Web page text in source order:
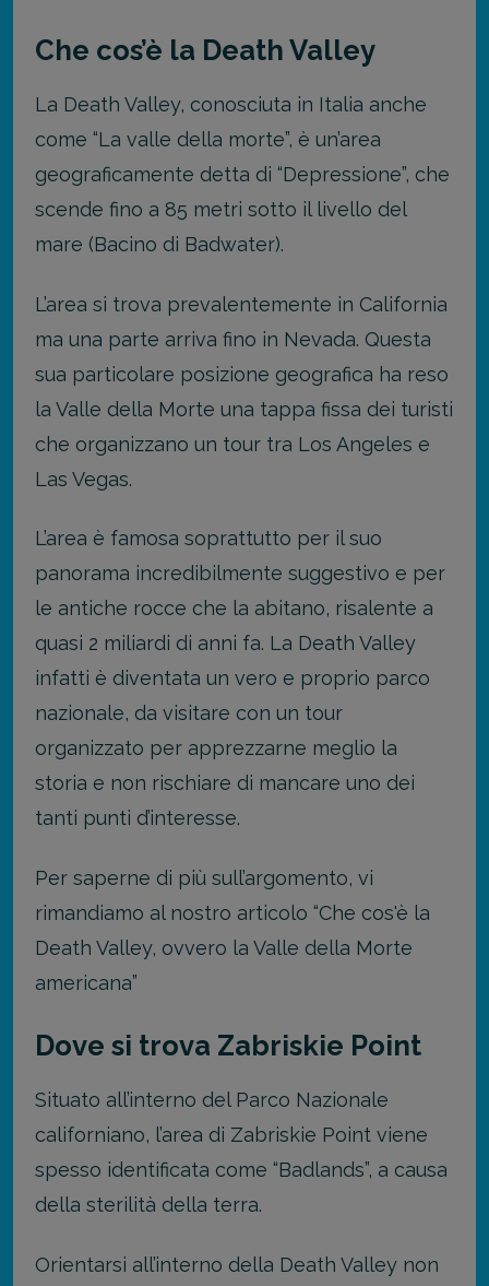
Che cos’è la Death Valley
La Death Valley, conosciuta in Italia anche
come “La valle della morte”, è un’area
geograficamente detta di “Depressione”, che
scende fino a 85 metri sotto il livello del
mare (Bacino di Badwater).
L’area si trova prevalentemente in California
ma una parte arriva fino in Nevada. Questa
sua particolare posizione geografica ha reso
la Valle della Morte una tappa fissa dei turisti
che organizzano un tour tra Los Angeles e
Las Vegas.
L’area è famosa soprattutto per il suo
panorama incredibilmente suggestivo e per
le antiche rocce che la abitano, risalente a
quasi 2 miliardi di anni fa. La Death Valley
infatti è diventata un vero e proprio parco
nazionale, da visitare con un tour
organizzato per apprezzarne meglio la
storia e non rischiare di mancare uno dei
tanti punti d’interesse.
Per saperne di più sull’argomento, vi
rimandiamo al nostro articolo “Che cos'è la
Death Valley, ovvero la Valle della Morte
americana”
Dove si trova Zabriskie Point
Situato all’interno del Parco Nazionale
californiano, l’area di Zabriskie Point viene
spesso identificata come “Badlands”, a causa
della sterilità della terra.
Orientarsi all’interno della Death Valley non